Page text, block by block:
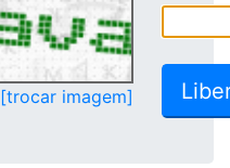
[trocar imagem]